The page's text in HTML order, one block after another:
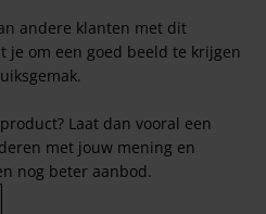
andere klanten met dit
je om een goed beeld te krijgen
Laat dan vooral een
met jouw mening en
nog beter aanbod.